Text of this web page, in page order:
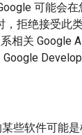
可能会
拒绝接受此类
相关 Google
些软件可能